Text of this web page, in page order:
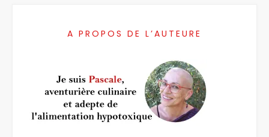
A PROPOS DE L’AUTEURE